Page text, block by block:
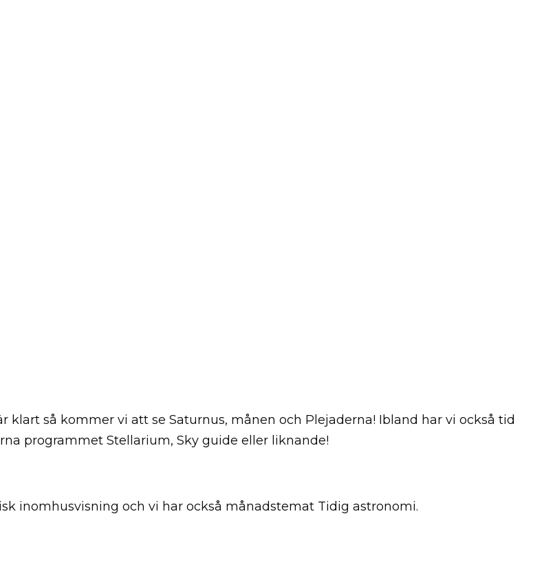
klart så kommer vi att se Saturnus, månen och Plejaderna! Ibland har vi också tid
programmet Stellarium, Sky guide eller liknande!
inomhusvisning och vi har också månadstemat Tidig astronomi.